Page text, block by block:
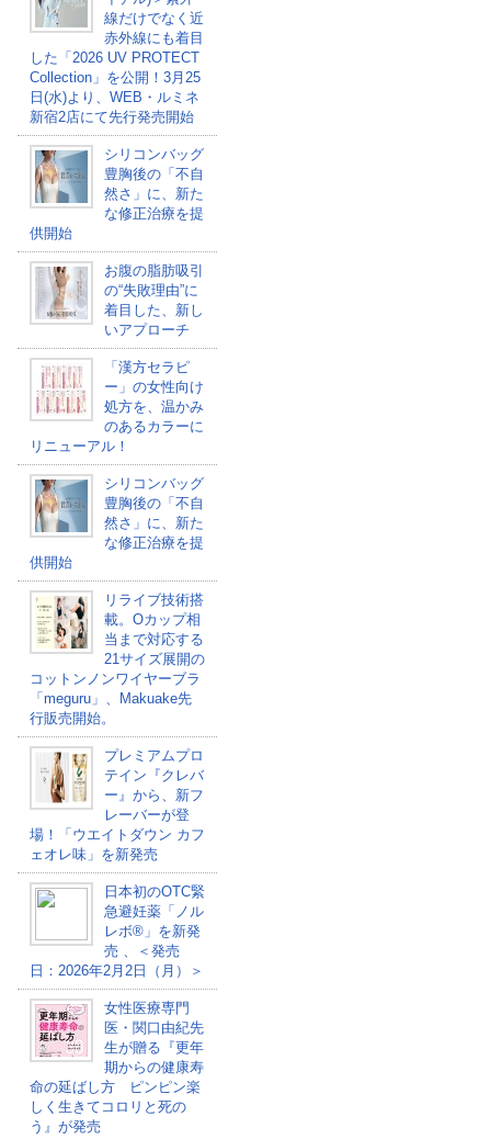
線だけでなく近
赤外線にも着目
した「2026 UV PROTECT
Collection」を公開！3月25
日(水)より、WEB・ルミネ
新宿2店にて先行発売開始
シリコンバッグ
豊胸後の「不自
然さ」に、新た
な修正治療を提
供開始
お腹の脂肪吸引
の“失敗理由”に
着目した、新し
いアプローチ
「漢方セラピ
ー」の女性向け
処方を、温かみ
のあるカラーに
リニューアル！
シリコンバッグ
豊胸後の「不自
然さ」に、新た
な修正治療を提
供開始
リライブ技術搭
載。Oカップ相
当まで対応する
21サイズ展開の
コットンノンワイヤーブラ
「meguru」、Makuake先
行販売開始。
プレミアムプロ
テイン『クレバ
ー』から、新フ
レーバーが登
場！「ウエイトダウン カフ
ェオレ味」を新発売
日本初のOTC緊
急避妊薬「ノル
レボ®」を新発
売 、＜発売
日：2026年2月2日（月）＞
女性医療専門
医・関口由紀先
生が贈る『更年
期からの健康寿
命の延ばし方 ピンピン楽
しく生きてコロリと死の
う』が発売